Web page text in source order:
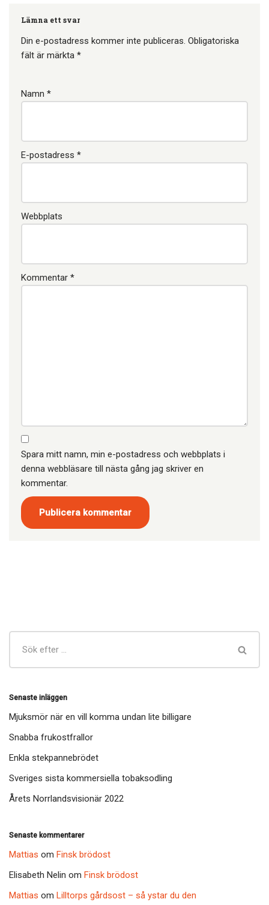
sig in till korna. Men vi vet att
man i USA använder strö
från fjäderfäbesättningar
som utfodring till kor,…
Lämna ett svar
Din e-postadress kommer inte publiceras. Obligatoriska
fält är märkta *
Namn *
E-postadress *
Webbplats
Kommentar *
Spara mitt namn, min e-postadress och webbplats i
denna webbläsare till nästa gång jag skriver en
kommentar.
Senaste inläggen
Mjuksmör när en vill komma undan lite billigare
Snabba frukostfrallor
Enkla stekpannebrödet
Sveriges sista kommersiella tobaksodling
Årets Norrlandsvisionär 2022
Senaste kommentarer
Mattias om Finsk brödost
Elisabeth Nelin om Finsk brödost
Mattias om Lilltorps gårdsost – så ystar du den